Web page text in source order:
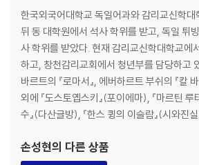
온 세상의 교회
……………312
찾아보기
지도
…………332
한국외국어대학교 독일어과와 감리교신학대
뒤 동 대학원에서 석사 학위를 받고, 독일 튀
사 학위를 받았다. 현재 감리교신학대학교에
하고, 창천감리교회에서 청년부를 담당하고
바르트의 『로마서』, 에버하르트 부쉬의 『칼
외에 『도스토옙스키』(포이에마), 『마르틴 루
수』(다산글방), 『한스 큉의 이슬람』(시와진
손성현의 다른 상품